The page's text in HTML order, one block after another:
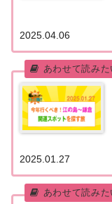
2025.04.06
2025.01.27